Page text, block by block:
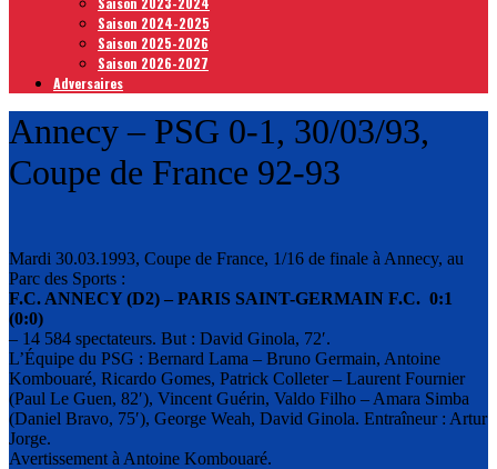
Saison 2024-2025
Saison 2025-2026
Saison 2026-2027
Adversaires
Annecy – PSG 0-1, 30/03/93,
Coupe de France 92-93
Mardi 30.03.1993, Coupe de France, 1/16 de finale à Annecy, au
Parc des Sports :
F.C. ANNECY (D2) – PARIS SAINT-GERMAIN F.C. 0:1
(0:0)
– 14 584 spectateurs. But : David Ginola, 72′.
L’Équipe du PSG : Bernard Lama – Bruno Germain, Antoine
Kombouaré, Ricardo Gomes, Patrick Colleter – Laurent Fournier
(Paul Le Guen, 82′), Vincent Guérin, Valdo Filho – Amara Simba
(Daniel Bravo, 75′), George Weah, David Ginola. Entraîneur : Artur
Jorge.
Avertissement à Antoine Kombouaré.